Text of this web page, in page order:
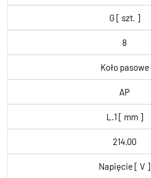
G [ szt. ]
8
Koło pasowe
AP
L.1 [ mm ]
214.00
Napięcie [ V ]